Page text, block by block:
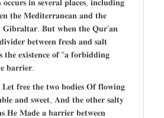
𝐢𝐧 𝐬𝐞𝐯𝐞𝐫𝐚𝐥 𝐩𝐥𝐚𝐜𝐞𝐬, 𝐢𝐧𝐜𝐥𝐮𝐝𝐢𝐧𝐠
𝐭𝐡𝐞 𝐌𝐞𝐝𝐢𝐭𝐞𝐫𝐫𝐚𝐧𝐞𝐚𝐧 𝐚𝐧𝐝 𝐭𝐡𝐞
𝐆𝐢𝐛𝐫𝐚𝐥𝐭𝐚𝐫. 𝐁𝐮𝐭 𝐰𝐡𝐞𝐧 𝐭𝐡𝐞 𝐐𝐮𝐫’𝐚𝐧
𝐛𝐞𝐭𝐰𝐞𝐞𝐧 𝐟𝐫𝐞𝐬𝐡 𝐚𝐧𝐝 𝐬𝐚𝐥𝐭
𝐞𝐱𝐢𝐬𝐭𝐞𝐧𝐜𝐞 𝐨𝐟 “𝐚 𝐟𝐨𝐫𝐛𝐢𝐝𝐝𝐢𝐧𝐠
𝐛𝐚𝐫𝐫𝐢𝐞𝐫.
𝐟𝐫𝐞𝐞 𝐭𝐡𝐞 𝐭𝐰𝐨 𝐛𝐨𝐝𝐢𝐞𝐬 𝐎𝐟 𝐟𝐥𝐨𝐰𝐢𝐧𝐠
𝐚𝐧𝐝 𝐬𝐰𝐞𝐞𝐭, 𝐀𝐧𝐝 𝐭𝐡𝐞 𝐨𝐭𝐡𝐞𝐫 𝐬𝐚𝐥𝐭𝐲
𝐇𝐞 𝐌𝐚𝐝𝐞 𝐚 𝐛𝐚𝐫𝐫𝐢𝐞𝐫 𝐛𝐞𝐭𝐰𝐞𝐞𝐧